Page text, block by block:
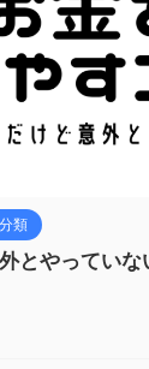
類
とやってい